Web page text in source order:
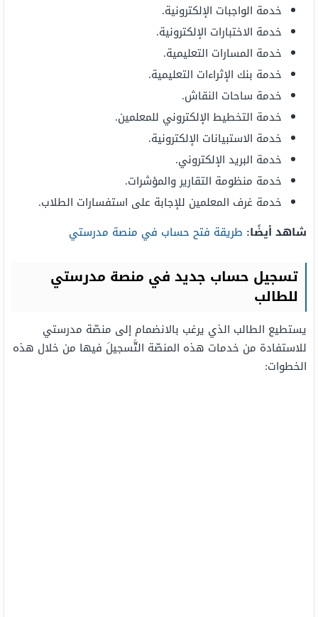
خدمة الواجبات الإلكترونية.
خدمة الاختبارات الإلكترونية.
خدمة المسارات التعليمية.
خدمة بنك الإثراءات التعليمية.
خدمة ساحات النقاش.
خدمة التخطيط الإلكتروني للمعلمين.
خدمة الاستبيانات الإلكترونية.
خدمة البريد الإلكتروني.
خدمة منظومة التقارير والمؤشرات.
خدمة غرف المعلمين للإجابة على استفسارات الطلاب.
شاهد أيضًا: طريقة فتح حساب في منصة مدرستي
تسجيل حساب جديد في منصة مدرستي
للطالب
يستطيع الطالب الذي يرغب بالانضمام إلى منصّة مدرستي
للاستفادة من خدمات هذه المنصّة التَّسجيلَ فيها من خلال هذه
الخطوات: